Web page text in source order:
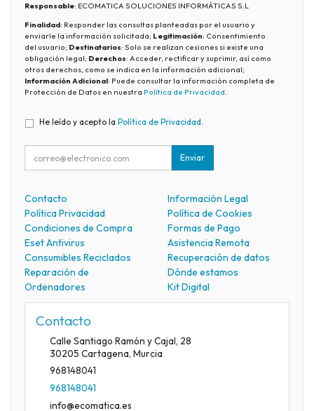
Responsable: ECOMATICA SOLUCIONES INFORMÁTICAS S.L
Finalidad: Responder las consultas planteadas por el usuario y
enviarle la información solicitada; Legitimación: Consentimiento
del usuario; Destinatarios: Solo se realizan cesiones si existe una
obligación legal; Derechos: Acceder, rectificar y suprimir, así como
otros derechos, como se indica en la información adicional;
Información Adicional: Puede consultar la información completa de
Protección de Datos en nuestra Política de Privacidad
He leído y acepto la Política de Privacidad.
Enviar
Contacto
Información Legal
Política Privacidad
Política de Cookies
Condiciones de Compra
Formas de Pago
Eset Antivirus
Asistencia Remota
Consumibles Reciclados
Recuperación de datos
Reparación de
Ordenadores
Dónde estamos
Kit Digital
Contacto
Calle Santiago Ramón y Cajal, 28
30205 Cartagena, Murcia
968148041
968148041
info@ecomatica.es